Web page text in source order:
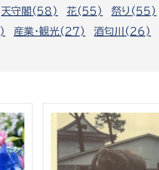
経済部
市立総合医療センター
天守閣(58) 花(55) 祭り(55)
産業・観光(27) 酒匂川(26)